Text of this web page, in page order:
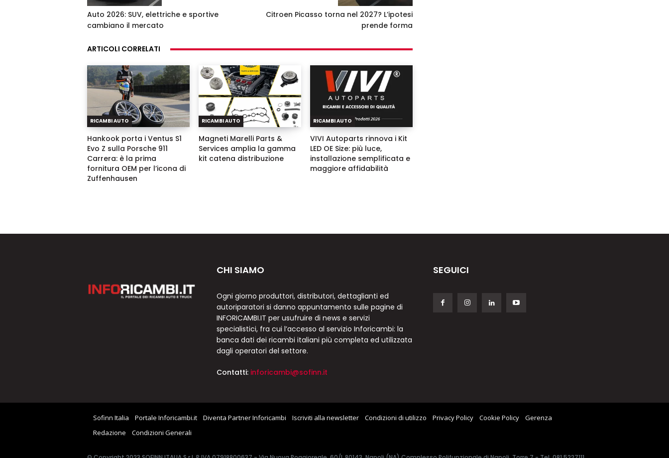
Auto 2026: SUV, elettriche e sportive
cambiano il mercato
Citroen Picasso torna nel 2027? L’ipotesi
prende forma
ARTICOLI CORRELATI
RICAMBI AUTO
Hankook porta i Ventus S1
Evo Z sulla Porsche 911
Carrera: è la prima
fornitura OEM per l’icona di
Zuffenhausen
RICAMBI AUTO
Magneti Marelli Parts &
Services amplia la gamma
kit catena distribuzione
RICAMBI AUTO
VIVI Autoparts rinnova i Kit
LED OE Size: più luce,
installazione semplificata e
maggiore affidabilità
CHI SIAMO
Ogni giorno produttori, distributori, dettaglianti ed
autoriparatori si danno appuntamento sulle pagine di
INFORICAMBI.IT per usufruire di news e servizi
specialistici, fra cui l’accesso al servizio Inforicambi: la
banca dati dei ricambi italiani più completa ed utilizzata
dagli operatori del settore.
Contatti: inforicambi@sofinn.it
SEGUICI
Sofinn Italia Portale Inforicambi.it Diventa Partner Inforicambi Iscriviti alla newsletter Condizioni di utilizzo Privacy Policy Cookie Policy
Gerenza
Redazione
Condizioni Generali